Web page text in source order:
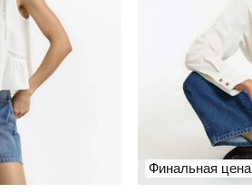
Финальная цена